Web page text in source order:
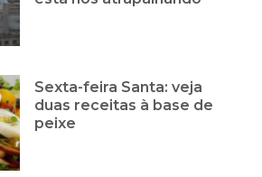
Sexta-feira Santa: veja
duas receitas à base de
peixe